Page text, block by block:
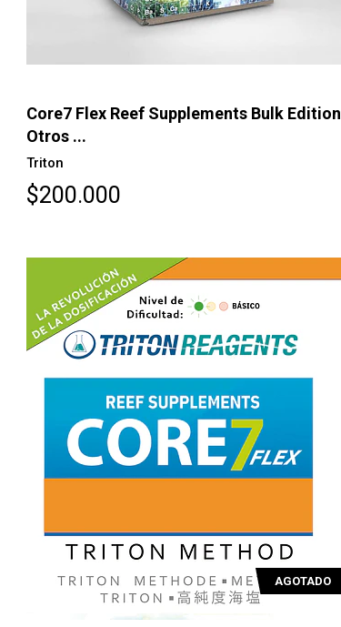
Core7 Flex Reef Supplements Bulk Edition
Otros ...
Triton
$200.000
AGOTADO